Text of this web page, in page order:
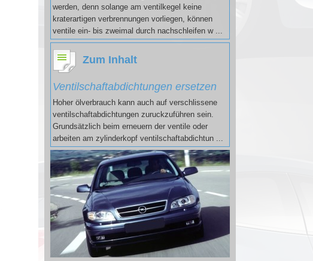
werden, denn solange am ventilkegel keine
kraterartigen verbrennungen vorliegen, können
ventile ein- bis zweimal durch nachschleifen w ...
Zum Inhalt
Ventilschaftabdichtungen ersetzen
Hoher ölverbrauch kann auch auf verschlissene
ventilschaftabdichtungen zuruckzuführen sein.
Grundsätzlich beim erneuern der ventile oder
arbeiten am zylinderkopf ventilschaftabdichtun ...